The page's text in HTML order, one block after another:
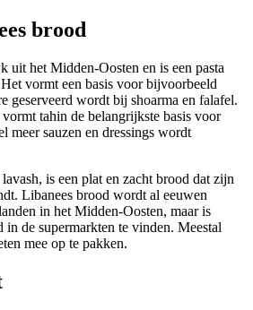
brood
uit het Midden-Oosten en is een pasta
vormt een basis voor bijvoorbeeld
geserveerd wordt bij shoarma en falafel.
tahin de belangrijkste basis voor
meer sauzen en dressings wordt
is een plat en zacht brood dat zijn
Libanees brood wordt al eeuwen
in het Midden-Oosten, maar is
de supermarkten te vinden. Meestal
mee op te pakken.